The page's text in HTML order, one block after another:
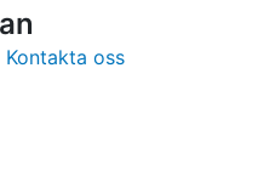
Kontakta oss